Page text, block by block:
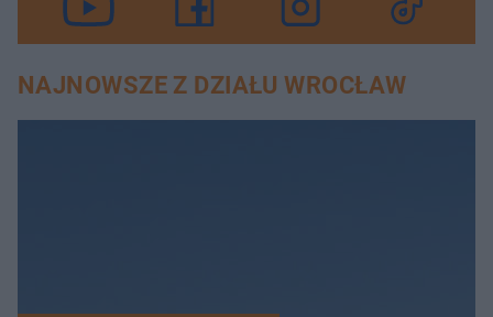
NAJNOWSZE Z DZIAŁU WROCŁAW